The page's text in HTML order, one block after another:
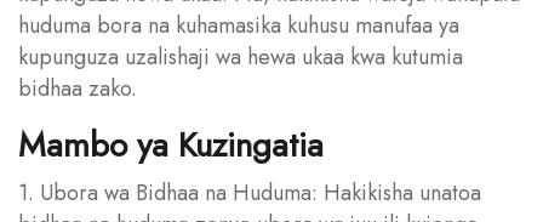
huduma bora na kuhamasika kuhusu manufaa ya
kupunguza uzalishaji wa hewa ukaa kwa kutumia
bidhaa zako.
Mambo ya Kuzingatia
1. Ubora wa Bidhaa na Huduma: Hakikisha unatoa